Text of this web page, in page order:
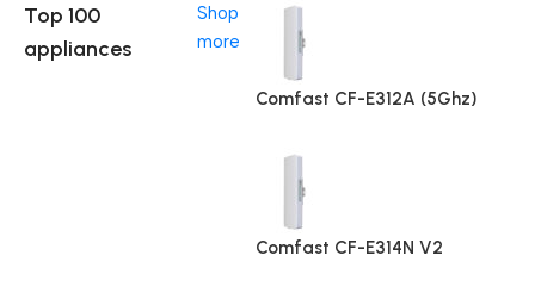
Top 100
appliances
Shop
more
Comfast CF-E312A (5Ghz)
Comfast CF-E314N V2